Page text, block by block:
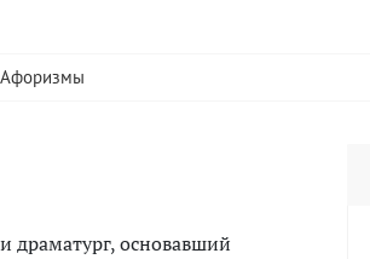
Афоризмы
драматург, основавший